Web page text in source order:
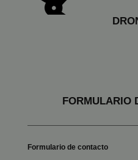
FORMULARIO
Formulario de contacto